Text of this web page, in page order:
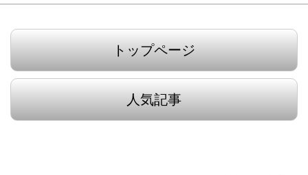
トップページ
人気記事